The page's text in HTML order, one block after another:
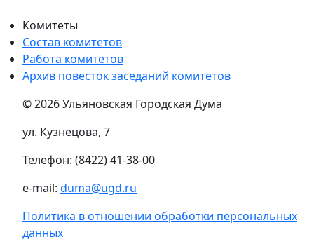
Комитеты
Состав комитетов
Работа комитетов
Архив повесток заседаний комитетов
© 2026 Ульяновская Городская Дума
ул. Кузнецова, 7
Телефон: (8422) 41-38-00
e-mail: duma@ugd.ru
Политика в отношении обработки персональных
данных